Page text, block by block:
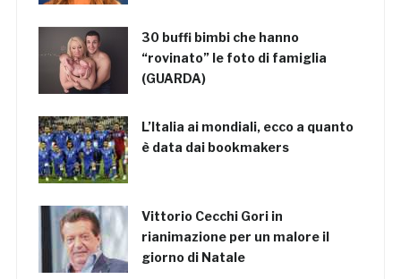
30 buffi bimbi che hanno
“rovinato” le foto di famiglia
(GUARDA)
L’Italia ai mondiali, ecco a quanto
è data dai bookmakers
Vittorio Cecchi Gori in
rianimazione per un malore il
giorno di Natale